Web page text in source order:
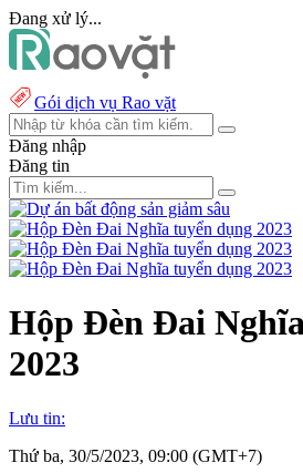
Đang xử lý...
Gói dịch vụ Rao vặt
Đăng nhập
Đăng tin
Hộp Đèn Đai
2023
Lưu tin:
Thứ ba, 30/5/2023, 09:00 (GMT+7)